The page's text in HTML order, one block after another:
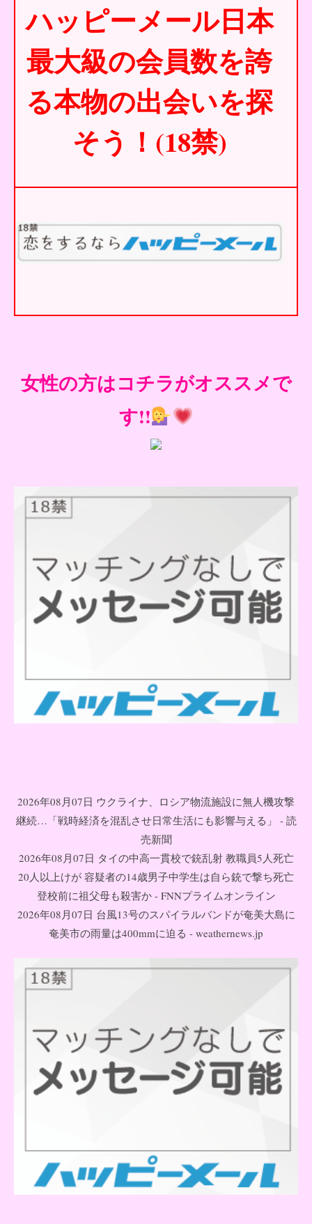
ハッピーメール日本
最大級の会員数を誇
る本物の出会いを探
そう！(18禁)
女性の方はコチラがオススメで
す!!
2026年08月07日 ウクライナ、ロシア物流施設に無人機攻撃
継続…「戦時経済を混乱させ日常生活にも影響与える」 - 読
売新聞
2026年08月07日 タイの中高一貫校で銃乱射 教職員5人死亡
20人以上けが 容疑者の14歳男子中学生は自ら銃で撃ち死亡
登校前に祖父母も殺害か - FNNプライムオンライン
2026年08月07日 台風13号のスパイラルバンドが奄美大島に
奄美市の雨量は400mmに迫る - weathernews.jp